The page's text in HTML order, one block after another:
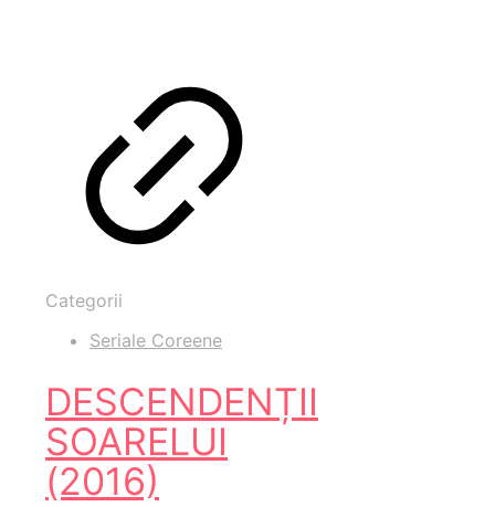
Categorii
Seriale Coreene
DESCENDENȚII
SOARELUI
(2016)